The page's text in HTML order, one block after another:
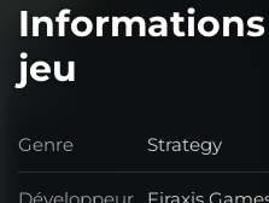
jeu
Genre Genre
Strategy